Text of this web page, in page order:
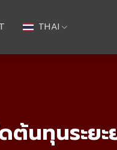
THAI
นทุนระยะ